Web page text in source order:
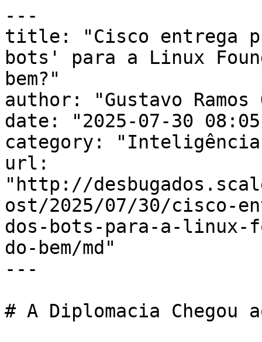
---
title: "Cisco entrega
bots' para a Linux
bem?"
author: "Gustavo
date: "2025-07-30
category:
url:
"http://
ost/2025/07/30/cisco-
dos-bots-para-a-linux-
do-bem/md"
---
# A Diplomacia Chegou